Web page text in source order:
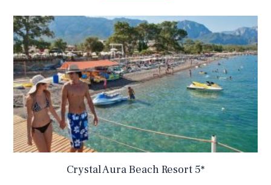
Crystal Aura Beach Resort 5*